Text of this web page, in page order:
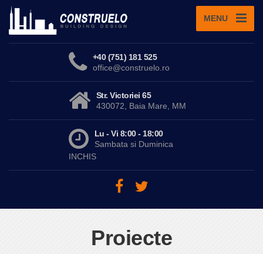
MENU
+40 (751) 181 525
office@construelo.ro
Str. Victoriei 65
430072, Baia Mare, MM
Lu - Vi 8:00 - 18:00
Sambata si Duminica
INCHIS
Proiecte